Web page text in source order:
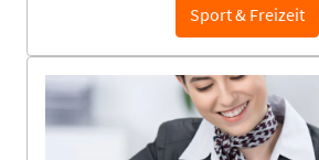
Sport & Freizeit